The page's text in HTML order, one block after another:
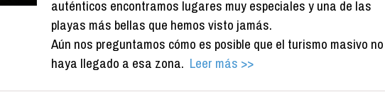
auténticos encontramos lugares muy especiales y una de las
playas más bellas que hemos visto jamás.
Aún nos preguntamos cómo es posible que el turismo masivo no
haya llegado a esa zona. Leer más >>